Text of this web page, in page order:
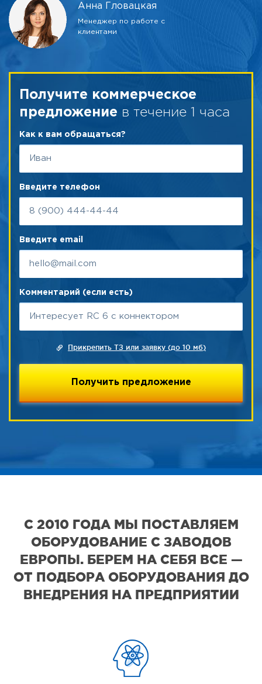
Анна Гловацкая
Менеджер по работе с
клиентами
Получите коммерческое
предложение в течение 1 часа
Как к вам обращаться?
Введите телефон
Введите email
Комментарий (если есть)
Прикрепить ТЗ или заявку (до 10 мб)
С 2010 ГОДА МЫ ПОСТАВЛЯЕМ
ОБОРУДОВАНИЕ С ЗАВОДОВ
ЕВРОПЫ. БЕРЕМ НА СЕБЯ ВСЕ —
ОТ ПОДБОРА ОБОРУДОВАНИЯ ДО
ВНЕДРЕНИЯ НА ПРЕДПРИЯТИИ